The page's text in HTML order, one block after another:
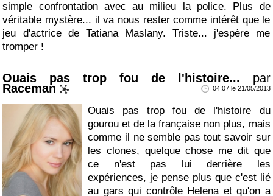
simple confrontation avec au milieu la police. Plus de
véritable mystère... il va nous rester comme intérêt que le
jeu d'actrice de Tatiana Maslany. Triste... j'espère me
tromper !
Ouais pas trop fou de l'histoire... par
Raceman 04:07 le 21/05/2013
Ouais pas trop fou de l'histoire du
gourou et de la française non plus, mais
comme il ne semble pas tout savoir sur
les clones, quelque chose me dit que
ce n'est pas lui derrière les
expériences, je pense plus que c'est lié
au gars qui contrôle Helena et qu'on a